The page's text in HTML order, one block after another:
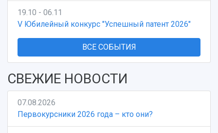
19.10 - 06.11
V Юбилейный конкурс "Успешный патент 2026"
ВСЕ СОБЫТИЯ
СВЕЖИЕ НОВОСТИ
07.08.2026
Первокурсники 2026 года – кто они?